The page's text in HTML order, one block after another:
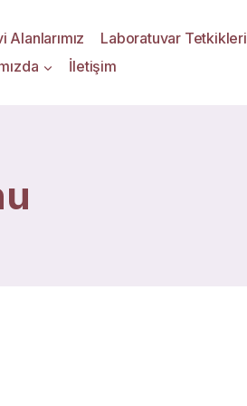
Alanlarımız
Laboratuvar Tetkikleri
İletişim